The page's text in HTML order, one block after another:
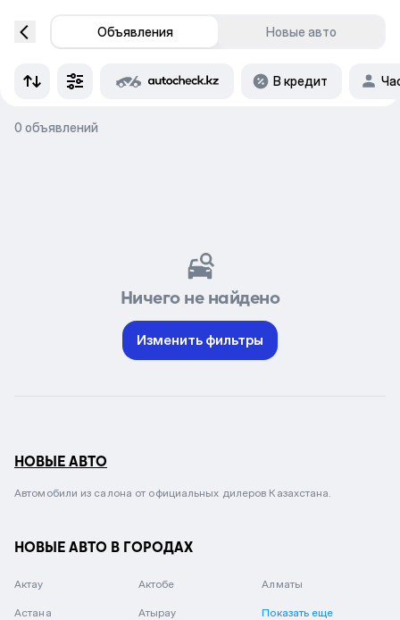
Объявления Новые авто
В кредит
0 объявлений
Ничего не найдено
Изменить фильтры
НОВЫЕ АВТО
Автомобили из салона от официальных дилеров Казахстана.
НОВЫЕ АВТО В ГОРОДАХ
Актау Актобе Алматы
Астана Атырау Показать еще